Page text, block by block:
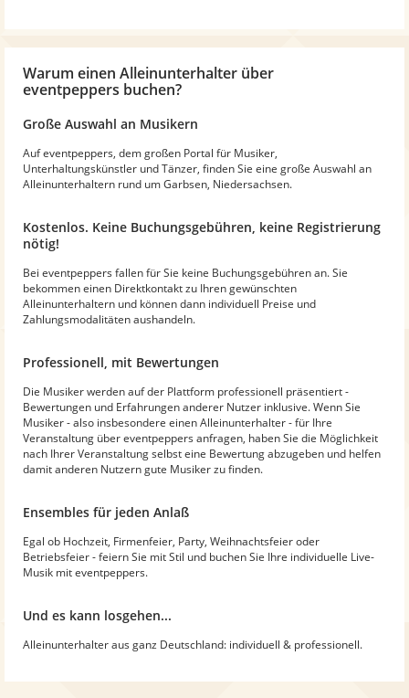
Warum einen Alleinunterhalter über
eventpeppers buchen?
Große Auswahl an Musikern
Auf eventpeppers, dem großen Portal für Musiker,
Unterhaltungskünstler und Tänzer, finden Sie eine große Auswahl an
Alleinunterhaltern rund um Garbsen, Niedersachsen.
Kostenlos. Keine Buchungsgebühren, keine Registrierung
nötig!
Bei eventpeppers fallen für Sie keine Buchungsgebühren an. Sie
bekommen einen Direktkontakt zu Ihren gewünschten
Alleinunterhaltern und können dann individuell Preise und
Zahlungsmodalitäten aushandeln.
Professionell, mit Bewertungen
Die Musiker werden auf der Plattform professionell präsentiert -
Bewertungen und Erfahrungen anderer Nutzer inklusive. Wenn Sie
Musiker - also insbesondere einen Alleinunterhalter - für Ihre
Veranstaltung über eventpeppers anfragen, haben Sie die Möglichkeit
nach Ihrer Veranstaltung selbst eine Bewertung abzugeben und helfen
damit anderen Nutzern gute Musiker zu finden.
Ensembles für jeden Anlaß
Egal ob Hochzeit, Firmenfeier, Party, Weihnachtsfeier oder
Betriebsfeier - feiern Sie mit Stil und buchen Sie Ihre individuelle Live-
Musik mit eventpeppers.
Und es kann losgehen...
Alleinunterhalter aus ganz Deutschland: individuell & professionell.